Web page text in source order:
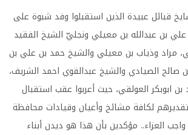
قبائل عبيدة الذين استقبلوا وفد شبوة على
بن عبدالله بن معيلي ونجليّ الشيخ الفقيد
مراد وذياب بن معيلي والشيخ حمد بن علي بن
صالح الصيادي والشيخ عبدالقوي احمد الشريف،
بن ابوبكر العولقي، حيث أعربوا عقب استقبال
لكافة مشائخ وأعيان وقيادات محافظة
العزاء.. مؤكدين بأن هذا هو ديدن أبناء